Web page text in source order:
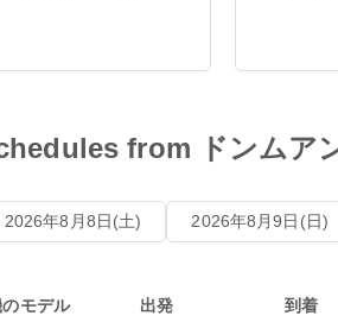
from ドンムア
2026年8月8日(土) 2026年8月9日(日)
モデル 出発 到着